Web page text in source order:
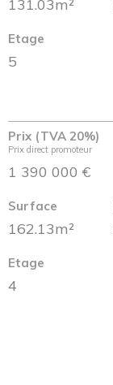
131.03m²
Etage
5
Prix (TVA 20%)
Prix direct promoteur
1 390 000 €
Surface
162.13m²
Etage
4